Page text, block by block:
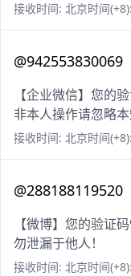
接收时间: 北京时间
@942553830069
【企业微信】您的
非本人操作请忽略本
接收时间: 北京时间
@288188119520
【微博】您的验证
勿泄漏于他人！
接收时间: 北京时间